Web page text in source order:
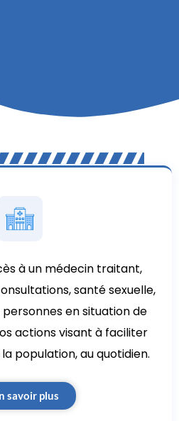
à un médecin traitant,
santé sexuelle,
en situation de
actions visant à faciliter
la population, au quotidien.
savoir plus